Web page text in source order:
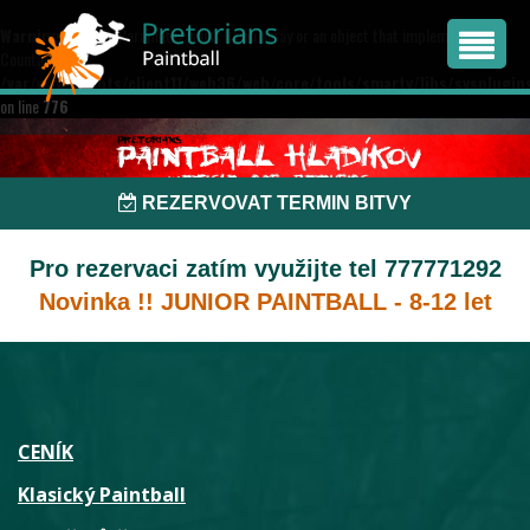
Warning: count(): Parameter must be an array or an object that implements
Countable in
/var/www/clients/client11/web36/web/core/tools/smarty/libs/
on line776
REZERVOVAT TERMIN BITVY
Pro rezervaci zatím využijte tel 777771292
Novinka !! JUNIOR PAINTBALL - 8-12 let
CENÍK
Klasický Paintball